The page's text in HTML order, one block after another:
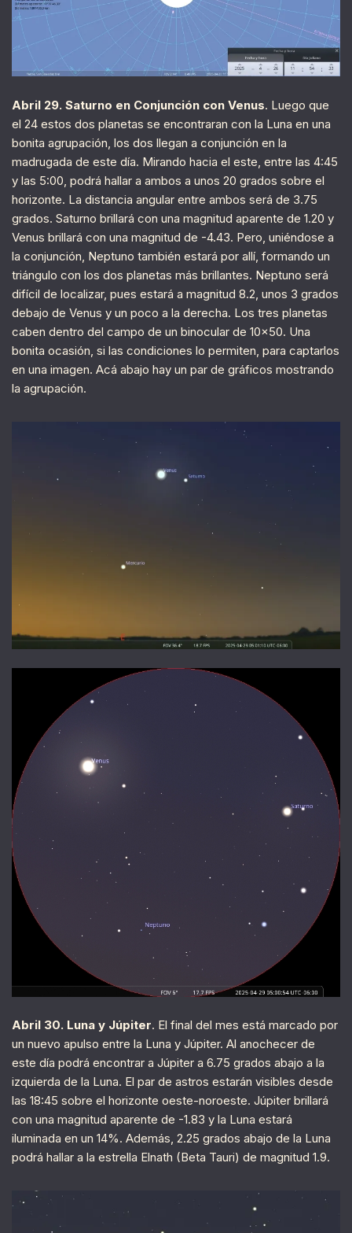
Abril 29. Saturno en Conjunción con Venus. Luego que
el 24 estos dos planetas se encontraran con la Luna en una
bonita agrupación, los dos llegan a conjunción en la
madrugada de este día. Mirando hacia el este, entre las 4:45
y las 5:00, podrá hallar a ambos a unos 20 grados sobre el
horizonte. La distancia angular entre ambos será de 3.75
grados. Saturno brillará con una magnitud aparente de 1.20 y
Venus brillará con una magnitud de -4.43. Pero, uniéndose a
la conjunción, Neptuno también estará por allí, formando un
triángulo con los dos planetas más brillantes. Neptuno será
difícil de localizar, pues estará a magnitud 8.2, unos 3 grados
debajo de Venus y un poco a la derecha. Los tres planetas
caben dentro del campo de un binocular de 10×50. Una
bonita ocasión, si las condiciones lo permiten, para captarlos
en una imagen. Acá abajo hay un par de gráficos mostrando
la agrupación.
Abril 30. Luna y Júpiter. El final del mes está marcado por
un nuevo apulso entre la Luna y Júpiter. Al anochecer de
este día podrá encontrar a Júpiter a 6.75 grados abajo a la
izquierda de la Luna. El par de astros estarán visibles desde
las 18:45 sobre el horizonte oeste-noroeste. Júpiter brillará
con una magnitud aparente de -1.83 y la Luna estará
iluminada en un 14%. Además, 2.25 grados abajo de la Luna
podrá hallar a la estrella Elnath (Beta Tauri) de magnitud 1.9.